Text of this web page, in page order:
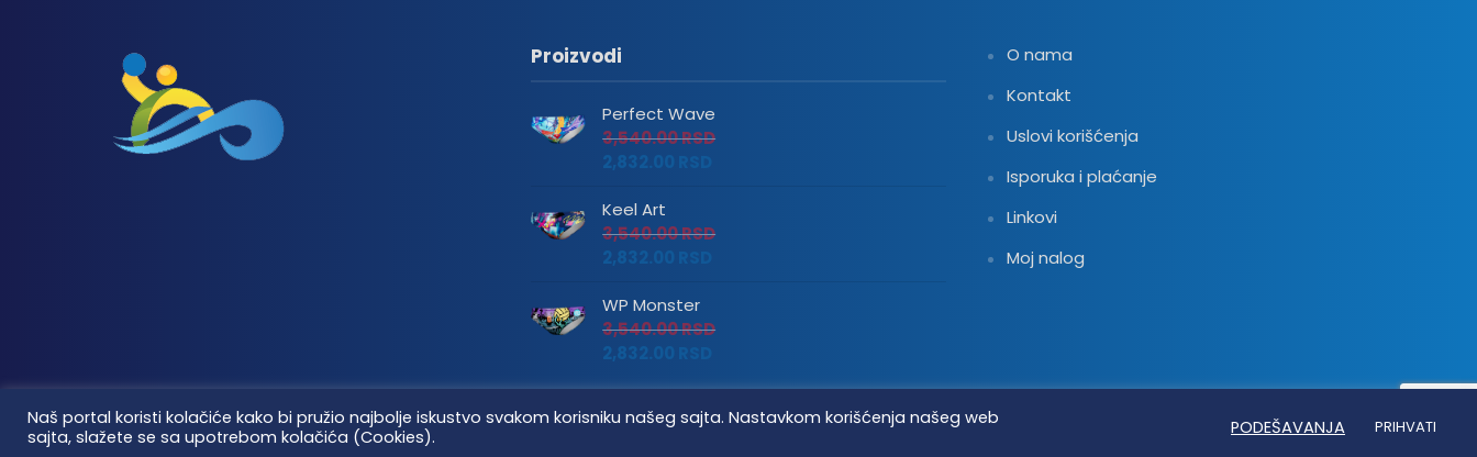
Proizvodi
Perfect Wave
3,540.00RSD
2,832.00
Keel Art
3,540.00RSD
2,832.00
WP Monster
3,540.00RSD
2,832.00
O nama
Kontakt
Uslovi korišćenja
Isporuka i plaćanje
Linkovi
Moj nalog
Vaterpolo vesti © 2026. Sva prava zadržana.
Naš portal koristi kolačiće kako bi pružio najbolje iskustvo svakom korisniku našeg sajta. Nastavkom korišćenja našeg web
sajta, slažete se sa upotrebom kolačića (Cookies).
PODEŠAVANJA PRIHVATI